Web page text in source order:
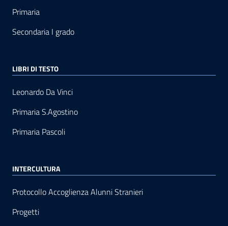
Primaria
Secondaria I grado
LIBRI DI TESTO
Leonardo Da Vinci
Primaria S.Agostino
Primaria Pascoli
INTERCULTURA
Protocollo Accoglienza Alunni Stranieri
Progetti